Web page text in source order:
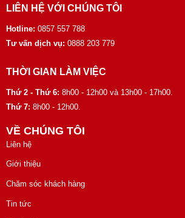
LIÊN HỆ VỚI CHÚNG TÔI
Hotline: 0857 557 788
Tư vấn dịch vụ: 0888 203 779
THỜI GIAN LÀM VIỆC
Thứ 2 - Thứ 6: 8h00 - 12h00 và 13h00 - 17h00.
Thứ 7: 8h00 - 12h00.
VỀ CHÚNG TÔI
Liên hệ
Giới thiệu
Chăm sóc khách hàng
Tin tức